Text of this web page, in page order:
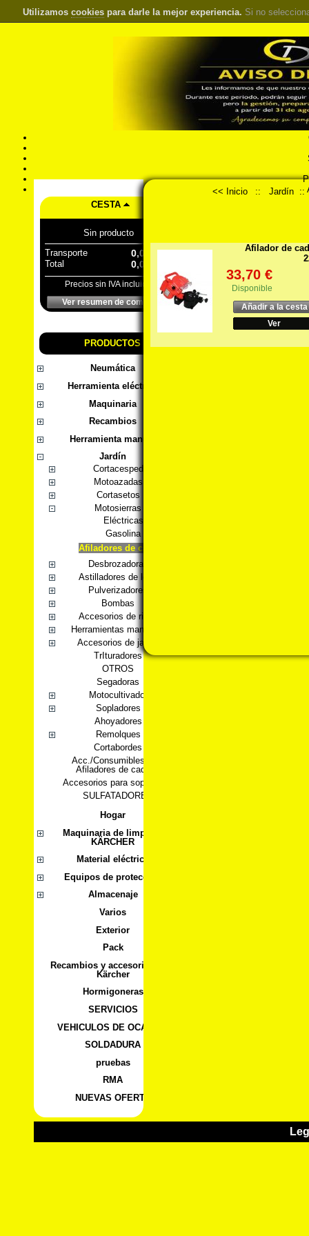
Utilizamos cookies para darle la mejor experiencia. Si no
CESTA
Sin producto
Transporte
0,00 €
Total 0,00 €
Precios sin IVA incluido
Ver resumen de compra
PRODUCTOS
Neumática
Herramienta eléctrica
Maquinaria
Recambios
Herramienta manual
Jardín
Cortacesped
Motoazadas
Cortasetos
Motosierras
Eléctricas
Gasolina
Afiladores de cadena
Desbrozadoras
Astilladores de leña
Pulverizadores
Bombas
Accesorios de riego
Herramientas manuales
Accesorios de jardín
TrIturadores
OTROS
Segadoras
Motocultivador
Sopladores
Ahoyadores
Remolques
Cortabordes
Acc./Consumibles para
Afiladores de cadena
Accesorios para sopladores
SULFATADORES
Hogar
Maquinaria de limpieza
KÄRCHER
Material eléctrico
Equipos de protección
Almacenaje
Varios
Exterior
Pack
Recambios y accesorios para
Kärcher
Hormigoneras
SERVICIOS
VEHICULOS DE OCASION
SOLDADURA
pruebas
RMA
NUEVAS OFERTA
<< Inicio :: Jardín ::
Afilador de
33,70 €
Disponible
Añadir a la cesta
Ver